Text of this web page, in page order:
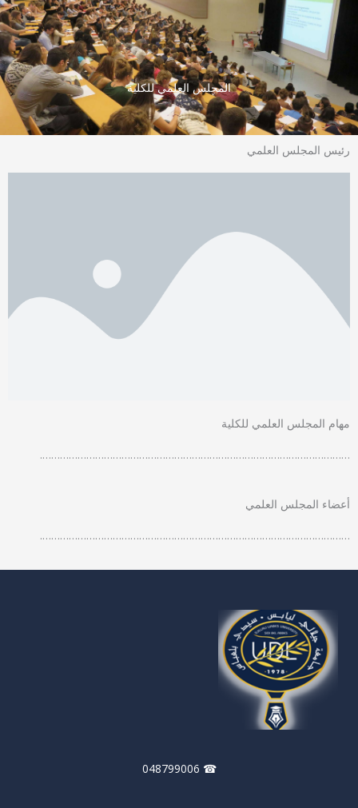
تخطي
المحتوى
المجلس العلمي للكلية
رئيس المجلس العلمي
مهام المجلس العلمي للكلية
…………………………………………………………………………………………….
أعضاء المجلس العلمي
…………………………………………………………………………………………….
☎ 048799006